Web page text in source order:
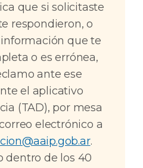
que si solicitaste
respondieron, o
que te
o es errónea,
ante ese
el aplicativo
(TAD), por mesa
electrónico a
.
dentro de los 40